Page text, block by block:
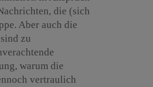
die (sich
Aber auch die
zu
warum die
vertraulich